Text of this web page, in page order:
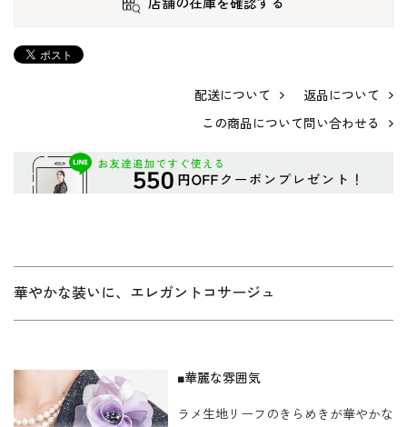
店舗の在庫を確認する
配送について
返品について
この商品について問い合わせる
華やかな装いに、エレガントコサージュ
■華麗な雰囲気
ラメ生地リーフのきらめきが華やかな